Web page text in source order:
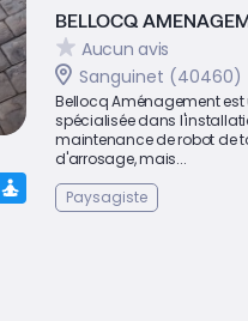
BELLOCQ
Aucun avis
Sanguinet (40460)
Bellocq Aménagement est
spécialisée dans
maintenance de robot de
d'arrosage, mais...
Paysagiste